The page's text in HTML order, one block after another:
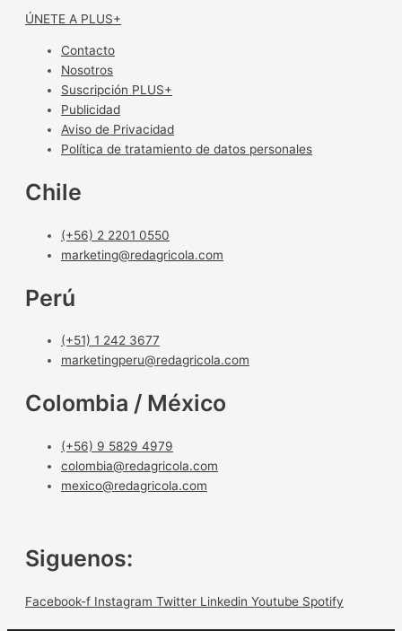
ÚNETE A PLUS+
Contacto
Nosotros
Suscripción PLUS+
Publicidad
Aviso de Privacidad
Política de tratamiento de datos personales
Chile
(+56) 2 2201 0550
marketing@redagricola.com
Perú
(+51) 1 242 3677
marketingperu@redagricola.com
Colombia / México
(+56) 9 5829 4979
colombia@redagricola.com
mexico@redagricola.com
Siguenos:
Facebook-f Instagram Twitter Linkedin Youtube Spotify